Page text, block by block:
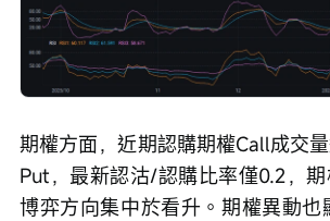
期權方面，近期認購期權Call成交
Put，最新認沽/認購比率僅0.2，
博弈方向集中於看升。期權異動也